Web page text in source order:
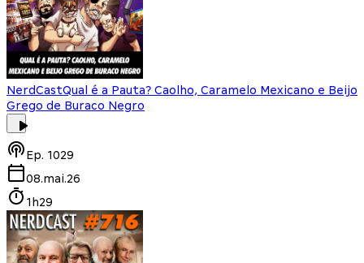
NerdCastQual é a Pauta? Caolho, Caramelo Mexicano e Beijo
Grego de Buraco Negro
Ep. 1029
08.mai.26
1h29